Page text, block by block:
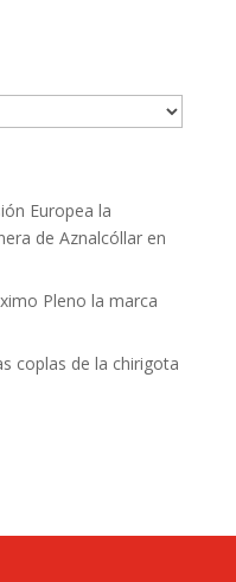
Europea la
de Aznalcóllar en
Pleno la marca
coplas de la chirigota